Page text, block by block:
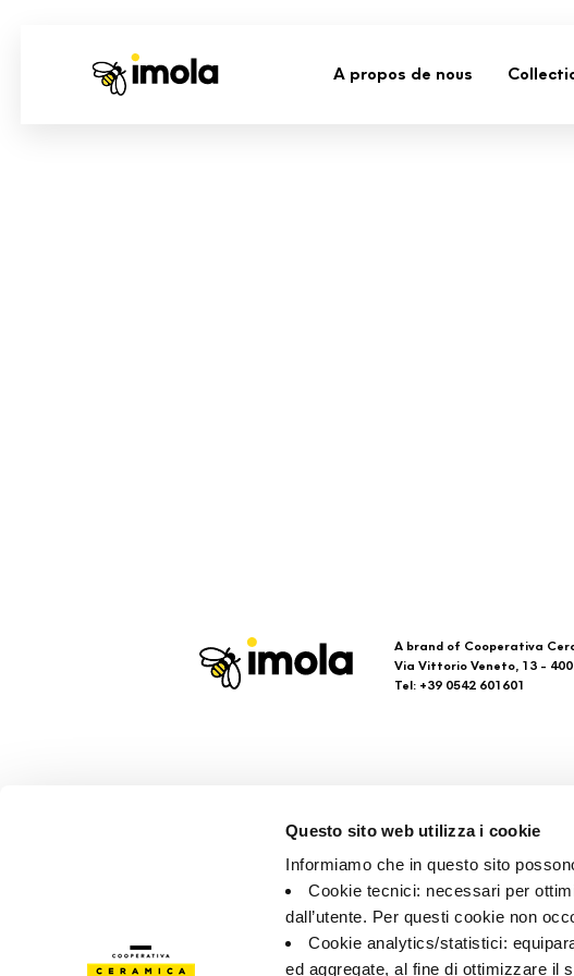
Questo sito web utilizza i cookie
Informiamo che in questo sito
Cookie tecnici: necessari per
dall’utente. Per questi cookie non
Cookie analytics/statistici:
ed aggregate, al fine di ottimizzare il
A propos de nous
A brand of Cooperativa
Via Vittorio Veneto, 13 -
Tel: +39 0542 601601
Contacts
Points de vente